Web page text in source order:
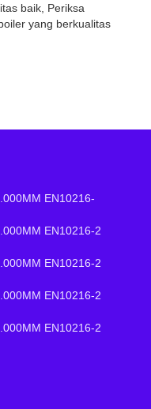
baik, Periksa
yang berkualitas
EN10216-
EN10216-2
EN10216-2
EN10216-2
EN10216-2